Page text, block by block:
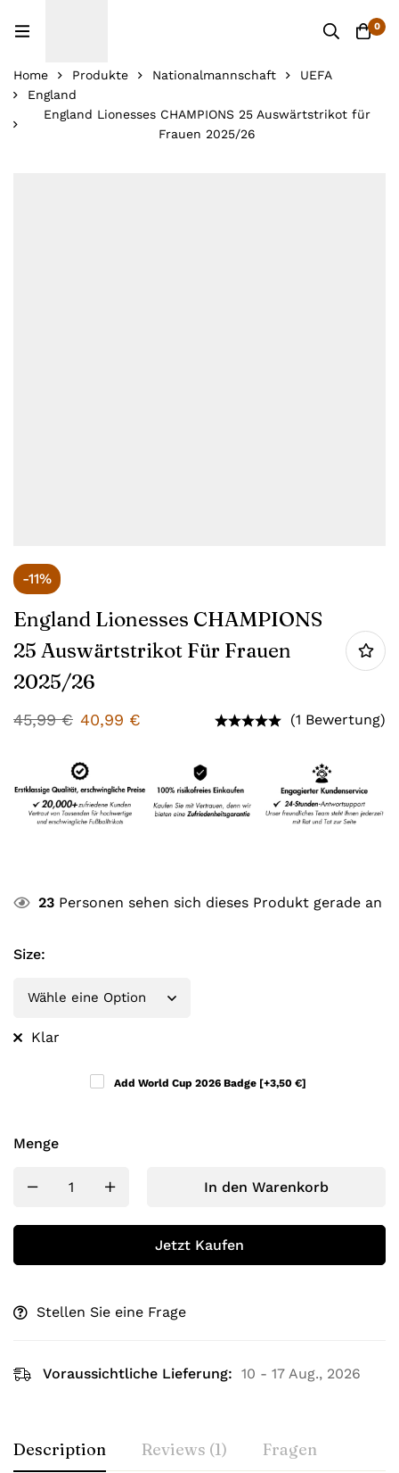
0
Home Produkte Nationalmannschaft
UEFA
England
England Lionesses CHAMPIONS 25 Auswärtstrikot für
Frauen 2025/26
-11%
England Lionesses CHAMPIONS
25 Auswärtstrikot Für Frauen
2025/26
45,99€ 40,99 € (1 Bewertung)
23 Personen sehen sich dieses Produkt gerade an
Size:
Klar
Add World Cup 2026 Badge [+3,50 €]
Menge
In den Warenkorb
Jetzt Kaufen
Stellen Sie eine Frage
Voraussichtliche Lieferung: 10 - 17 Aug., 2026
Description Reviews (1) Fragen